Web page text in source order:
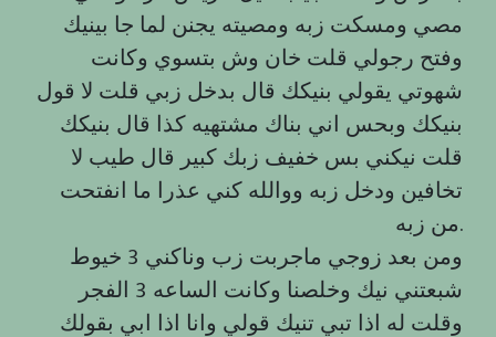
مصي ومسكت زبه ومصيته يجنن لما جا بينيك
وفتح رجولي قلت خان وش بتسوي وكانت
شهوتي يقولي بنيكك قال بدخل زبي قلت لا قول
بنيكك وبحس اني بناك مشتهيه كذا قال بنيكك
قلت نيكني بس خفيف زبك كبير قال طيب لا
تخافين ودخل زبه ووالله كني عذرا ما انفتحت
من زبه.
ومن بعد زوجي ماجربت زب وناكني 3 خيوط
شبعتني نيك وخلصنا وكانت الساعه 3 الفجر
وقلت له اذا تبي تنيك قولي وانا اذا ابي بقولك